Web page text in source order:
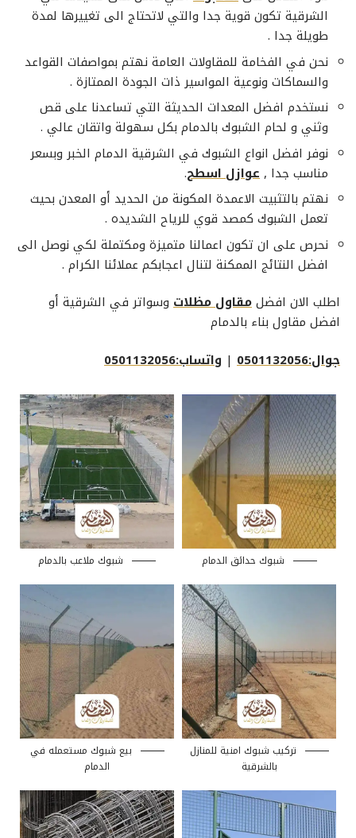
الشرقية تكون قوية جدا والتي لاتحتاج الى تغييرها لمدة
طويلة جدا .
نحن في الفخامة للمقاولات العامة نهتم بمواصفات القواعد
والسماكات ونوعية المواسير ذات الجودة الممتازة .
نستخدم افضل المعدات الحديثة التي تساعدنا على قص
وثني و لحام الشبوك بالدمام بكل سهولة واتقان عالي .
نوفر افضل انواع الشبوك في الشرقية الدمام الخبر وبسعر
مناسب جدا ,عوازل اسطح.
نهتم بالتثبيت الاعمدة المكونة من الحديد أو المعدن بحيث
تعمل الشبوك كمصد قوي للرياح الشديده .
نحرص على ان تكون اعمالنا متميزة ومكتملة لكي نوصل الى
افضل النتائج الممكنة لتنال اعجابكم عملائنا الكرام .
اطلب الان افضلمقاول مظلات وسواتر في الشرقية أو
افضل مقاول بناء بالدمام
جوال:0501132056
| واتساب:0501132056
شبوك حدائق الدمام شبوك ملاعب بالدمام
تركيب شبوك امنية للمنازل
بالشرقية
بيع شبوك مستعمله في
الدمام